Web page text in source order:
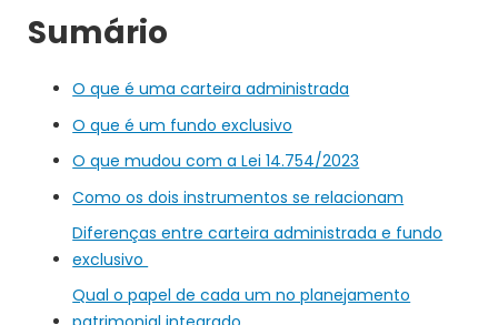
Sumário
O que é uma carteira administrada
O que é um fundo exclusivo
O que mudou com a Lei 14.754/2023
Como os dois instrumentos se relacionam
Diferenças entre carteira administrada e fundo
exclusivo
Qual o papel de cada um no planejamento